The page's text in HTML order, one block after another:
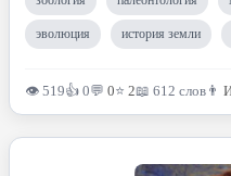
эволюция история земли
👁 519👍 0💬 0⭐ 2📖 612 слов 👨